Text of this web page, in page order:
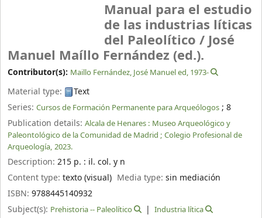
Manual para el estudio
de las industrias líticas
del Paleolítico / José
Manuel Maíllo Fernández (ed.).
Contributor(s): Maillo Fernández, José Manuel ed, 1973-
Material type:
Text
Series: Cursos de Formación Permanente para Arqueólogos ; 8
Publication details: Alcala de Henares : Museo Arqueológico y
Paleontológico de la Comunidad de Madrid ; Colegio Profesional de
Arqueología, 2023.
Description: 215 p. : il. col. y n
Content type: texto (visual) Media type:sin mediación
ISBN: 9788445140932
Subject(s): Prehistoria -- Paleolítico Industria lítica